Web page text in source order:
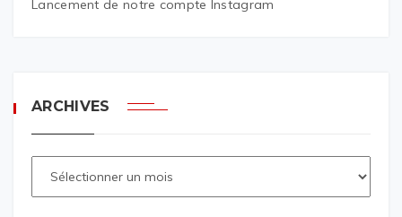
Lancement de notre compte Instagram
ARCHIVES